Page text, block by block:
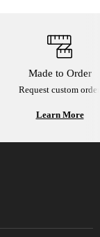
Made to Order
Request custom
Learn More